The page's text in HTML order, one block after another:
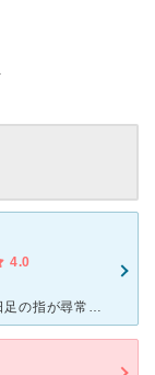
4.0
常に皮靴を履いて仕事をしているのですが、先日足の指が尋常じゃないぐらい痒くなり、我慢できなくなったのでこちらの病院を受診しました。 指先に、ちょっとしたイボのようなものがあったので、虫刺されを疑